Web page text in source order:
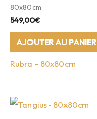
80x80cm
549,00€
AJOUTER AU PANIER
Rubra – 80x80cm